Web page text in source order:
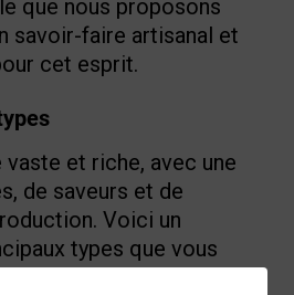
que nous proposons
savoir-faire artisanal et
cet esprit.
vaste et riche, avec une
de saveurs et de
Voici un
types que vous